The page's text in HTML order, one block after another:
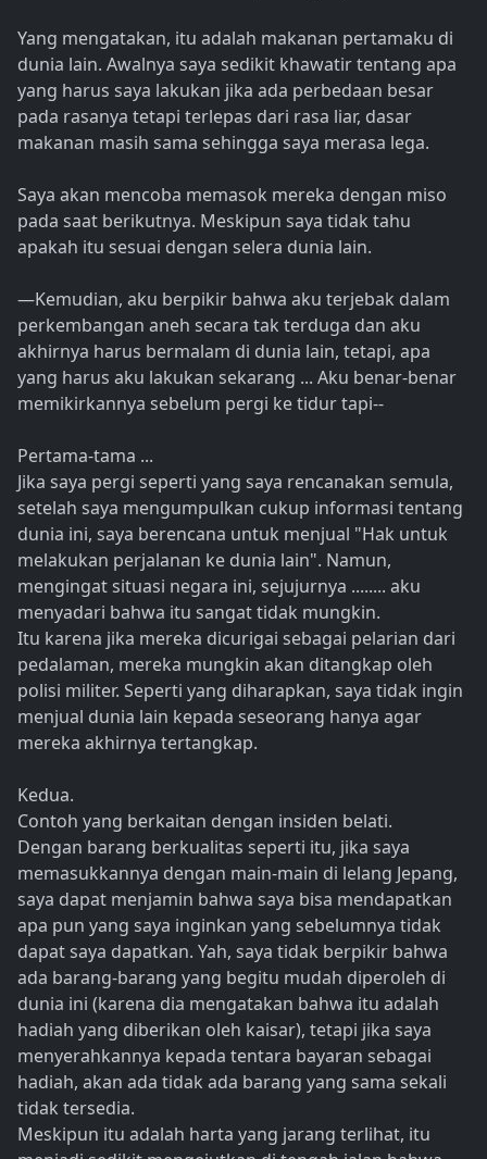
Yang mengatakan, itu adalah makanan pertamaku di
dunia lain. Awalnya saya sedikit khawatir tentang apa
yang harus saya lakukan jika ada perbedaan besar
pada rasanya tetapi terlepas dari rasa liar, dasar
makanan masih sama sehingga saya merasa lega.
Saya akan mencoba memasok mereka dengan miso
pada saat berikutnya. Meskipun saya tidak tahu
apakah itu sesuai dengan selera dunia lain.
—Kemudian, aku berpikir bahwa aku terjebak dalam
perkembangan aneh secara tak terduga dan aku
akhirnya harus bermalam di dunia lain, tetapi, apa
yang harus aku lakukan sekarang ... Aku benar-benar
memikirkannya sebelum pergi ke tidur tapi--
Pertama-tama ...
Jika saya pergi seperti yang saya rencanakan semula,
setelah saya mengumpulkan cukup informasi tentang
dunia ini, saya berencana untuk menjual "Hak untuk
melakukan perjalanan ke dunia lain". Namun,
mengingat situasi negara ini, sejujurnya ........ aku
menyadari bahwa itu sangat tidak mungkin.
Itu karena jika mereka dicurigai sebagai pelarian dari
pedalaman, mereka mungkin akan ditangkap oleh
polisi militer. Seperti yang diharapkan, saya tidak ingin
menjual dunia lain kepada seseorang hanya agar
mereka akhirnya tertangkap.
Kedua.
Contoh yang berkaitan dengan insiden belati.
Dengan barang berkualitas seperti itu, jika saya
memasukkannya dengan main-main di lelang Jepang,
saya dapat menjamin bahwa saya bisa mendapatkan
apa pun yang saya inginkan yang sebelumnya tidak
dapat saya dapatkan. Yah, saya tidak berpikir bahwa
ada barang-barang yang begitu mudah diperoleh di
dunia ini (karena dia mengatakan bahwa itu adalah
hadiah yang diberikan oleh kaisar), tetapi jika saya
menyerahkannya kepada tentara bayaran sebagai
hadiah, akan ada tidak ada barang yang sama sekali
tidak tersedia.
Meskipun itu adalah harta yang jarang terlihat, itu